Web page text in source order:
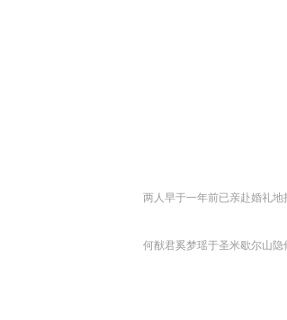
两人早于一年前已亲赴婚礼地
何猷君奚梦瑶于圣米歇尔山